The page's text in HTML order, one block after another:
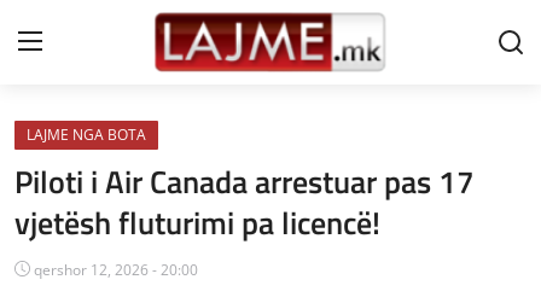
Shtëpi
LAJME MAQEDONI
SHQIPERI
LAJME NGA BOTA
Piloti i Air Canada arrestuar pas 17
vjetësh fluturimi pa licencë!
qershor 12, 2026 - 20:00